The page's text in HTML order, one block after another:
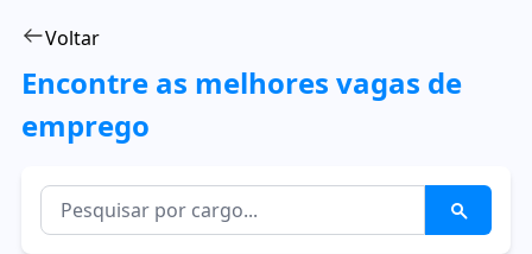
Voltar
Encontre as melhores vagas de
emprego